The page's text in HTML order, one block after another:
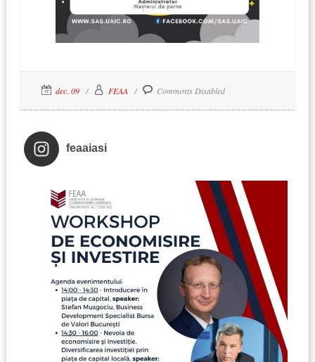
dec. 09 FEAA Comments Disabled
feaaiasi